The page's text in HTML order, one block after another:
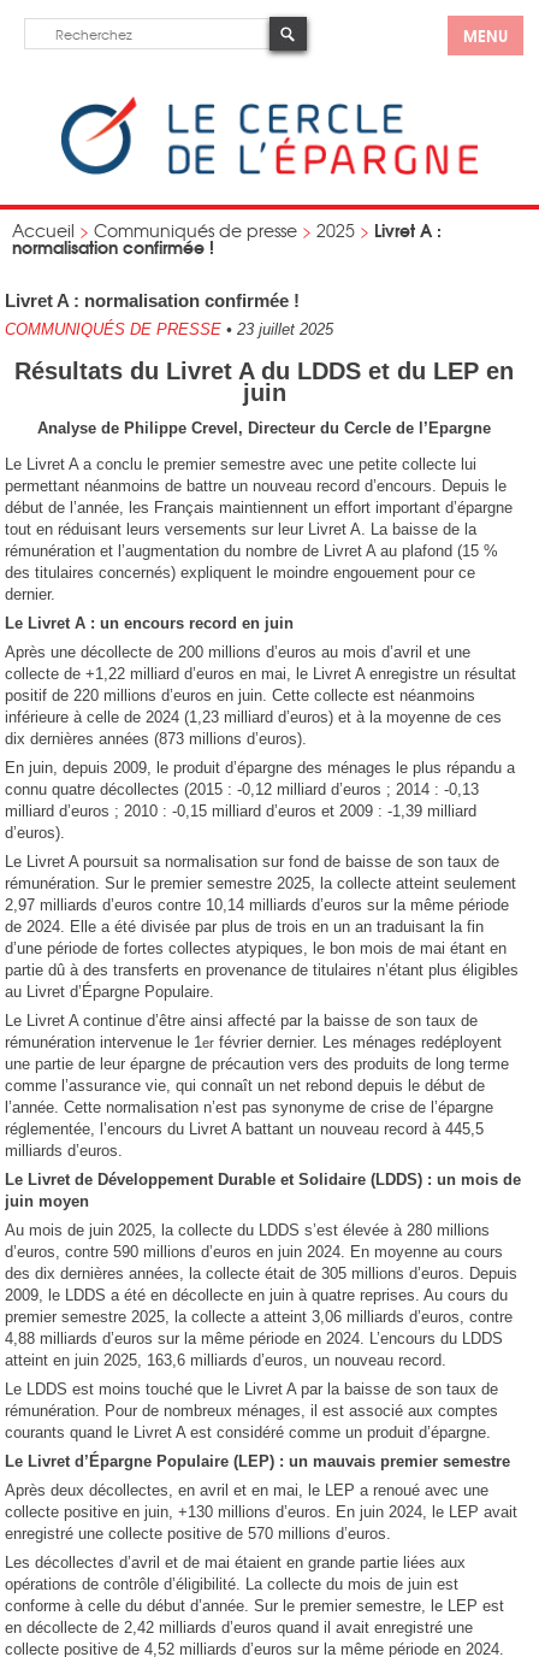
MENU
Accueil > Communiqués de presse > 2025 > Livret A :
normalisation confirmée !
Livret A : normalisation confirmée !
COMMUNIQUÉS DE PRESSE • 23 juillet 2025
Résultats du Livret A du LDDS et du LEP en
juin
Analyse de Philippe Crevel, Directeur du Cercle de l’Epargne
Le Livret A a conclu le premier semestre avec une petite collecte lui
permettant néanmoins de battre un nouveau record d’encours. Depuis le
début de l’année, les Français maintiennent un effort important d’épargne
tout en réduisant leurs versements sur leur Livret A. La baisse de la
rémunération et l’augmentation du nombre de Livret A au plafond (15 %
des titulaires concernés) expliquent le moindre engouement pour ce
dernier.
Le Livret A : un encours record en juin
Après une décollecte de 200 millions d’euros au mois d’avril et une
collecte de +1,22 milliard d’euros en mai, le Livret A enregistre un résultat
positif de 220 millions d’euros en juin. Cette collecte est néanmoins
inférieure à celle de 2024 (1,23 milliard d’euros) et à la moyenne de ces
dix dernières années (873 millions d’euros).
En juin, depuis 2009, le produit d’épargne des ménages le plus répandu a
connu quatre décollectes (2015 : -0,12 milliard d’euros ; 2014 : -0,13
milliard d’euros ; 2010 : -0,15 milliard d’euros et 2009 : -1,39 milliard
d’euros).
Le Livret A poursuit sa normalisation sur fond de baisse de son taux de
rémunération. Sur le premier semestre 2025, la collecte atteint seulement
2,97 milliards d’euros contre 10,14 milliards d’euros sur la même période
de 2024. Elle a été divisée par plus de trois en un an traduisant la fin
d’une période de fortes collectes atypiques, le bon mois de mai étant en
partie dû à des transferts en provenance de titulaires n’étant plus éligibles
au Livret d’Épargne Populaire.
Le Livret A continue d’être ainsi affecté par la baisse de son taux de
rémunération intervenue le 1er février dernier. Les ménages redéployent
une partie de leur épargne de précaution vers des produits de long terme
comme l’assurance vie, qui connaît un net rebond depuis le début de
l’année. Cette normalisation n’est pas synonyme de crise de l’épargne
réglementée, l’encours du Livret A battant un nouveau record à 445,5
milliards d’euros.
Le Livret de Développement Durable et Solidaire (LDDS) : un mois de
juin moyen
Au mois de juin 2025, la collecte du LDDS s’est élevée à 280 millions
d’euros, contre 590 millions d’euros en juin 2024. En moyenne au cours
des dix dernières années, la collecte était de 305 millions d’euros. Depuis
2009, le LDDS a été en décollecte en juin à quatre reprises. Au cours du
premier semestre 2025, la collecte a atteint 3,06 milliards d’euros, contre
4,88 milliards d’euros sur la même période en 2024. L’encours du LDDS
atteint en juin 2025, 163,6 milliards d’euros, un nouveau record.
Le LDDS est moins touché que le Livret A par la baisse de son taux de
rémunération. Pour de nombreux ménages, il est associé aux comptes
courants quand le Livret A est considéré comme un produit d’épargne.
Le Livret d’Épargne Populaire (LEP) : un mauvais premier semestre
Après deux décollectes, en avril et en mai, le LEP a renoué avec une
collecte positive en juin, +130 millions d’euros. En juin 2024, le LEP avait
enregistré une collecte positive de 570 millions d’euros.
Les décollectes d’avril et de mai étaient en grande partie liées aux
opérations de contrôle d’éligibilité. La collecte du mois de juin est
conforme à celle du début d’année. Sur le premier semestre, le LEP est
en décollecte de 2,42 milliards d’euros quand il avait enregistré une
collecte positive de 4,52 milliards d’euros sur la même période en 2024.